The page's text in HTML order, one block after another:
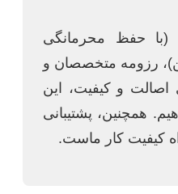
(با حفظ محرمانگی
رزومه متخصصان و
اصالت و کیفیت، این
همچنین، پشتیبانی
کیفیت کار ماست.